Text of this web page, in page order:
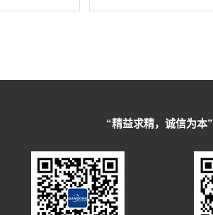
“精益求精，诚信为本”